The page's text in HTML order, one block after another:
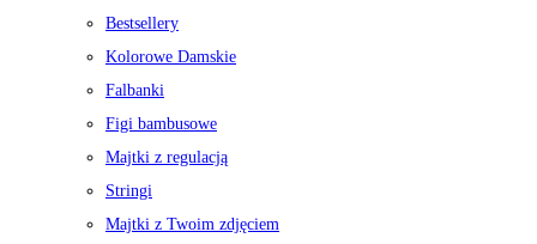
Bestsellery
Kolorowe Damskie
Falbanki
Figi bambusowe
Majtki z regulacją
Stringi
Majtki z Twoim zdjęciem